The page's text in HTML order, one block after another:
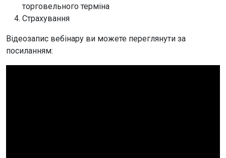
торговельного терміна
Страхування
Відеозапис вебінару ви можете переглянути за
посиланням: